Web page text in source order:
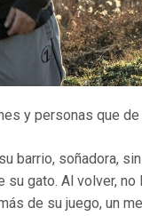
y personas que
barrio, soñadora,
gato. Al volver, no
de su juego, un